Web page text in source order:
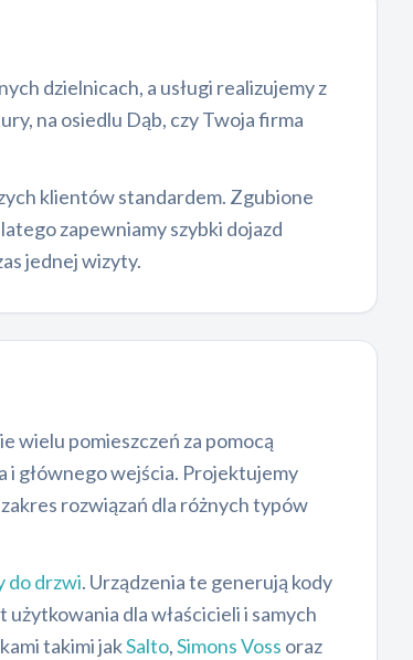
dzielnicach, a usługi realizujemy z
na osiedlu Dąb, czy Twoja firma
klientów standardem. Zgubione
zapewniamy szybki dojazd
jednej wizyty.
wielu pomieszczeń za pomocą
i głównego wejścia. Projektujemy
rozwiązań dla różnych typów
do drzwi. Urządzenia te generują kody
dla właścicieli i samych
takimi jakSalto,Simons Voss oraz